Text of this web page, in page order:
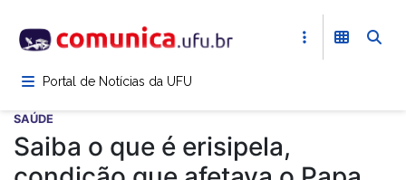
para
conteúdoPortal de Notícias da UFU
SAÚDE
Saiba o que é erisipela,